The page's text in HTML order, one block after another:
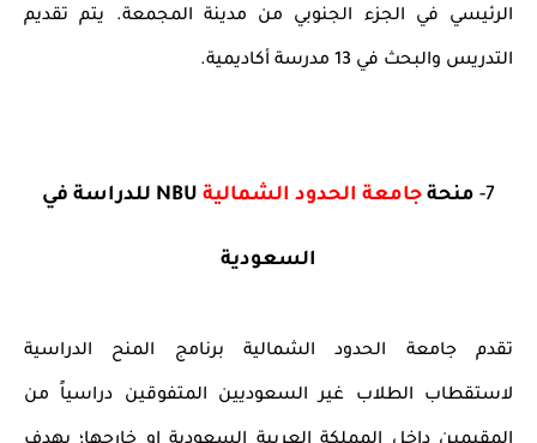
الرئيسي في الجزء الجنوبي من مدينة المجمعة. يتم تقديم
التدريس والبحث في 13 مدرسة أكاديمية.
7- منحة جامعة الحدود الشمالية NBU للدراسة في
السعودية
تقدم جامعة الحدود الشمالية برنامج المنح الدراسية
لاستقطاب الطلاب غير السعوديين المتفوقين دراسياً من